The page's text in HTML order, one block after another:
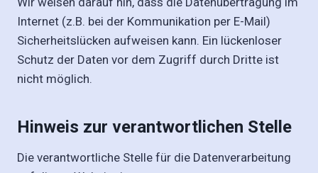
Internet (z.B. bei der Kommunikation per E-Mail)
Sicherheitslücken aufweisen kann. Ein lückenloser
Schutz der Daten vor dem Zugriff durch Dritte ist
nicht möglich.
Hinweis zur verantwortlichen Stelle
Die verantwortliche Stelle für die Datenverarbeitung